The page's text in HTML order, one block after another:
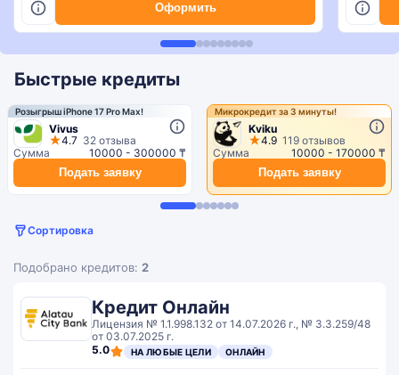
Оформить
Быстрые кредиты
Розыгрыш iPhone 17 Pro Max!
Vivus
4.7 32 отзыва
Сумма
10000 - 300000 ₸
Подать заявку
Микрокредит за 3 минуты!
Kviku
4.9 119 отзывов
Сумма
10000 - 170000 ₸
Подать заявку
Сортировка
Подобрано кредитов: 2
Кредит Онлайн
Лицензия № 1.1.998.132 от 14.07.2026 г., № 3.3.259/48
от 03.07.2025 г.
5.0
НА ЛЮБЫЕ ЦЕЛИ ОНЛАЙН